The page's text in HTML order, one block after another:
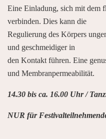
Eine Einladung, sich mit dem
verbinden. Dies kann die
Regulierung des Körpers
und geschmeidiger in
den Kontakt führen. Eine
und Membranpermeabilität.
14.30 bis ca. 16.00 Uhr /
NUR für